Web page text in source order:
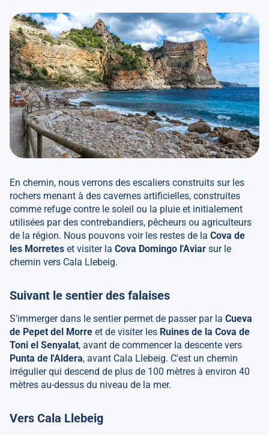
En chemin, nous verrons des escaliers construits sur les
rochers menant à des cavernes artificielles, construites
comme refuge contre le soleil ou la pluie et initialement
utilisées par des contrebandiers, pêcheurs ou agriculteurs
de la région. Nous pouvons voir les restes de la Cova de
les Morretes et visiter la Cova Domingo l'Aviar sur le
chemin vers Cala Llebeig.
Suivant le sentier des falaises
S'immerger dans le sentier permet de passer par la Cueva
de Pepet del Morre et de visiter les Ruines de la Cova de
Toni el Senyalat, avant de commencer la descente vers
Punta de l'Aldera, avant Cala Llebeig. C'est un chemin
irrégulier qui descend de plus de 100 mètres à environ 40
mètres au-dessus du niveau de la mer.
Vers Cala Llebeig